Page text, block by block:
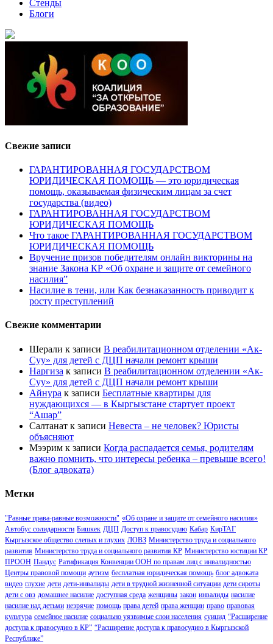
Стенды
Блоги
Свежие записи
ГАРАНТИРОВАННАЯ ГОСУДАРСТВОМ
ЮРИДИЧЕСКАЯ ПОМОЩЬ — это юридическая
помощь, оказываемая физическим лицам за счет
государства (видео)
ГАРАНТИРОВАННАЯ ГОСУДАРСТВОМ
ЮРИДИЧЕСКАЯ ПОМОЩЬ
Что такое ГАРАНТИРОВАННАЯ ГОСУДАРСТВОМ
ЮРИДИЧЕСКАЯ ПОМОЩЬ
Вручение призов победителям онлайн викторины на
знание Закона КР «Об охране и защите от семейного
насилия”
Насилие в тени, или Как безнаказанность приводит к
росту преступлений
Свежие комментарии
Шерали к записи В реабилитационном отделении «Ак-
Суу» для детей с ДЦП начали ремонт крыши
Наргиза к записи В реабилитационном отделении «Ак-
Суу» для детей с ДЦП начали ремонт крыши
Айнура к записи Бесплатные квартиры для
нуждающихся — в Кыргызстане стартует проект
“Ашар”
Салтанат к записи Невеста – не человек? Юристы
объясняют
Мээрим к записи Когда распадается семья, родителям
важно помнить, что интересы ребенка – превыше всего!
(Блог адвоката)
Метки
"Равные права-равные возможности" «Об охране и защите от семейного насилия»
Автобус солидарности Бишкек ДЦП Доступ к правосудию Кабар КирТАГ
Кыргызское общество слепых и глухих ЛОВЗ Министерство труда и социального
развития Министерство труда и социального развития КР Министерство юстиции КР
ПРООН Пандус Ратификация Конвенции ООН по правам лиц с инвалидностью
Центры правовой помощи аутизм бесплатная юридическая помощь блог адвоката
видео глухие дети дети-инвалиды дети в трудной жизненной ситуации дети сироты
дети с овз домашнее насилие доступная среда женщины закон инвалиды насилие
насилие над детьми незрячие помощь права детей права женщин право правовая
культура семейное насилие социально уязвимые слои населения суицид “Расширение
доступа к правосудию в КР” “Расширение доступа к правосудию в Кыргызской
Республике”